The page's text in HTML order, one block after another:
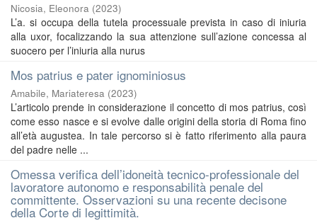
Nicosia, Eleonora (2023)
L’a. si occupa della tutela processuale prevista in caso di iniuria
alla uxor, focalizzando la sua attenzione sull’azione concessa al
suocero per l’iniuria alla nurus
Mos patrius e pater ignominiosus
Amabile, Mariateresa (2023)
L’articolo prende in considerazione il concetto di mos patrius, così
come esso nasce e si evolve dalle origini della storia di Roma fino
all’età augustea. In tale percorso si è fatto riferimento alla paura
del padre nelle ...
Omessa verifica dell’idoneità tecnico-professionale del
lavoratore autonomo e responsabilità penale del
committente. Osservazioni su una recente decisone
della Corte di legittimità.